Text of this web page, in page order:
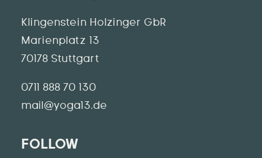
Klingenstein Holzinger GbR
Marienplatz 13
70178 Stuttgart
0711 888 70 130
mail@yoga13.de
FOLLOW